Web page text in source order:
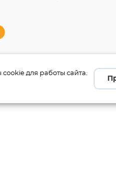
для работы сайта.